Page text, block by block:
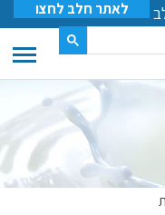
לאתר חלב לחצו